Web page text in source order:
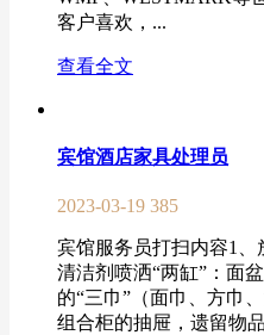
客户喜欢，...
查看全文
宾馆酒店家具处理员
2023-03-19 385
宾馆服务员打扫内容1、
清洁剂喷洒“两缸”：面
的“三巾”（面巾、方巾
组合柜的抽屉，遗留物